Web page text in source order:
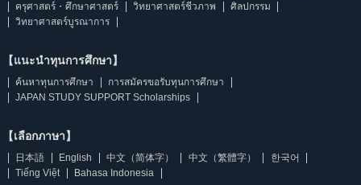
ครุศาสตร์・ศึกษาศาสตร์
วิทยาศาสตร์ชีวภาพ
ศิลปกรรม
วิทยาศาสตร์บูรณาการ
【แนะนำทุนการศึกษา】
ค้นหาทุนการศึกษา
การสมัครขอรับทุนการศึกษา
JAPAN STUDY SUPPORT Scholarships
【เลือกภาษา】
日本語 English 中文（简体字） 中文（繁體字）
한국어
Tiếng Việt
Bahasa Indonesia